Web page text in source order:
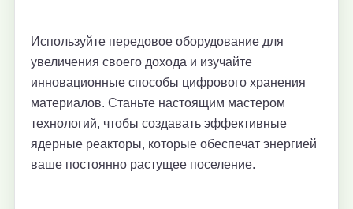
Используйте передовое оборудование для
увеличения своего дохода и изучайте
инновационные способы цифрового хранения
материалов. Станьте настоящим мастером
технологий, чтобы создавать эффективные
ядерные реакторы, которые обеспечат энергией
ваше постоянно растущее поселение.